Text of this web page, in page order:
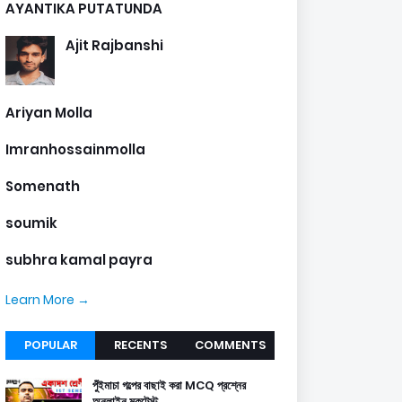
AYANTIKA PUTATUNDA
Ajit Rajbanshi
Ariyan Molla
Imranhossainmolla
Somenath
soumik
subhra kamal payra
Learn More →
POPULAR RECENTS COMMENTS
পুঁইমাচা গল্পের বাছাই করা MCQ প্রশ্নের